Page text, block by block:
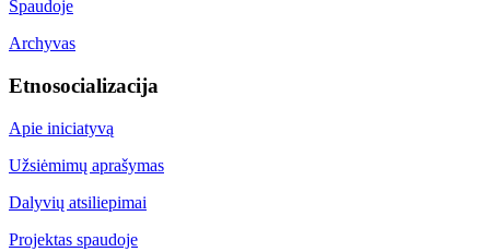
Spaudoje
Archyvas
Etnosocializacija
Apie iniciatyvą
Užsiėmimų aprašymas
Dalyvių atsiliepimai
Projektas spaudoje